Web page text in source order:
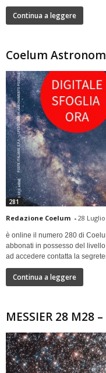
Continua a leggere
Coelum
281
Redazione Coelum - 28
è online il numero 280 di
abbonati in possesso del
ad accedere contatta la
Continua a leggere
MESSIER 28 M28